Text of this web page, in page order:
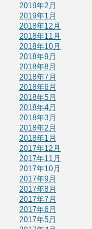
2019年2月
2019年1月
2018年12月
2018年11月
2018年10月
2018年9月
2018年8月
2018年7月
2018年6月
2018年5月
2018年4月
2018年3月
2018年2月
2018年1月
2017年12月
2017年11月
2017年10月
2017年9月
2017年8月
2017年7月
2017年6月
2017年5月